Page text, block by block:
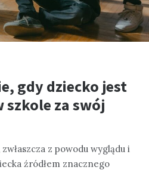
gdy dziecko jest
szkole za swój
z powodu wyglądu i
źródłem znacznego